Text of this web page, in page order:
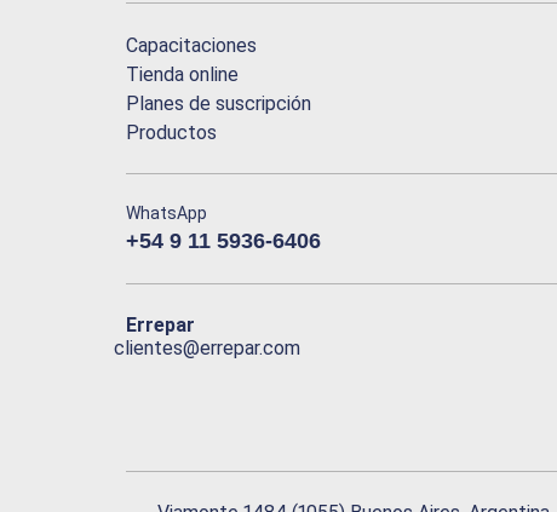
Capacitaciones
Tienda online
Planes de suscripción
Productos
WhatsApp
+54 9 11 5936-6406
Errepar
clientes@errepar.com